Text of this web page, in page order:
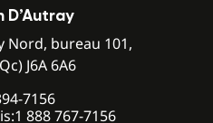
D’Autray
Nord, bureau 101,
J6A 6A6
7156
1 888 767-7156